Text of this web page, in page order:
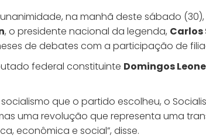
na manhã deste sábado (30),
, o presidente nacional da legenda, Carlos
de debates com a participação de
federal constituinte Domingos
que o partido escolheu, o
uma revolução que representa uma
econômica e social”, disse.